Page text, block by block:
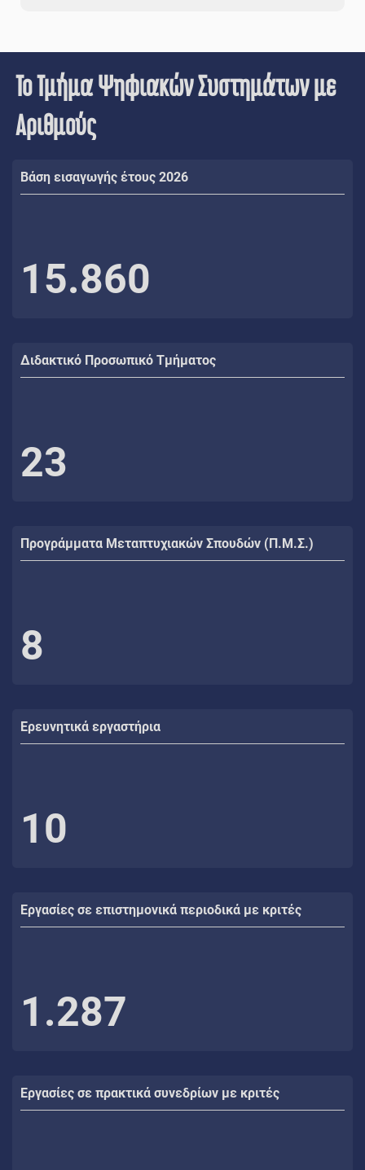
Το Τμήμα Ψηφιακών Συστημάτων με
Αριθμούς
Βάση εισαγωγής έτους 2026
15.860
Διδακτικό Προσωπικό Τμήματος
23
Προγράμματα Μεταπτυχιακών Σπουδών (Π.Μ.Σ.)
8
Ερευνητικά εργαστήρια
10
Εργασίες σε επιστημονικά περιοδικά με κριτές
1.287
Εργασίες σε πρακτικά συνεδρίων με κριτές